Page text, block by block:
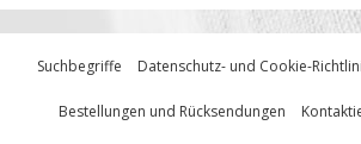
Suchbegriffe Datenschutz- und Cookie-
Bestellungen und Rücksendungen